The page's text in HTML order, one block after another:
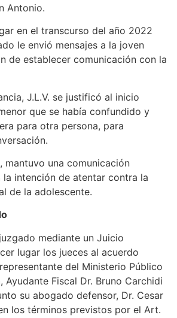
Antonio.
en el transcurso del año 2022
le envió mensajes a la joven
de establecer comunicación con la
J.L.V. se justificó al inicio
que se había confundido y
para otra persona, para
mantuvo una comunicación
intención de atentar contra la
de la adolescente.
mediante un Juicio
lugar los jueces al acuerdo
del Ministerio Público
Ayudante Fiscal Dr. Bruno Carchidi
su abogado defensor, Dr. Cesar
los términos previstos por el Art.